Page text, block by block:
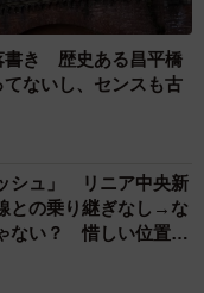
書き 歴史ある昌平橋
ないし、センスも古
シュ」 リニア中央新
との乗り継ぎなし→な
ない？ 惜しい位置関